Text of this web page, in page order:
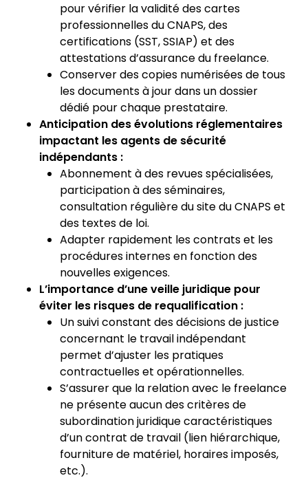
pour vérifier la validité des cartes
professionnelles du CNAPS, des
certifications (SST, SSIAP) et des
attestations d’assurance du freelance.
Conserver des copies numérisées de tous
les documents à jour dans un dossier
dédié pour chaque prestataire.
Anticipation des évolutions réglementaires
impactant les agents de sécurité
indépendants :
Abonnement à des revues spécialisées,
participation à des séminaires,
consultation régulière du site du CNAPS et
des textes de loi.
Adapter rapidement les contrats et les
procédures internes en fonction des
nouvelles exigences.
L’importance d’une veille juridique pour
éviter les risques de requalification :
Un suivi constant des décisions de justice
concernant le travail indépendant
permet d’ajuster les pratiques
contractuelles et opérationnelles.
S’assurer que la relation avec le freelance
ne présente aucun des critères de
subordination juridique caractéristiques
d’un contrat de travail (lien hiérarchique,
fourniture de matériel, horaires imposés,
etc.).